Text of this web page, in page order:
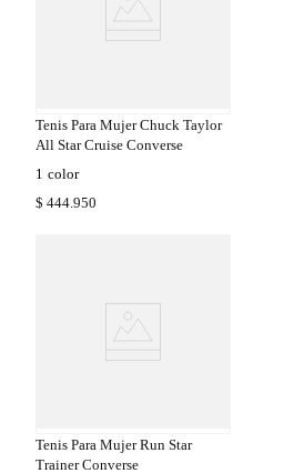
Tenis Para Mujer Chuck Taylor
All Star Cruise Converse
1 color
$ 444.950
Tenis Para Mujer Run Star
Trainer Converse